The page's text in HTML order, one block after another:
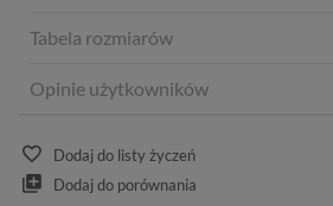
Tabela rozmiarów
Opinie użytkowników
Dodaj do listy życzeń
Dodaj do porównania